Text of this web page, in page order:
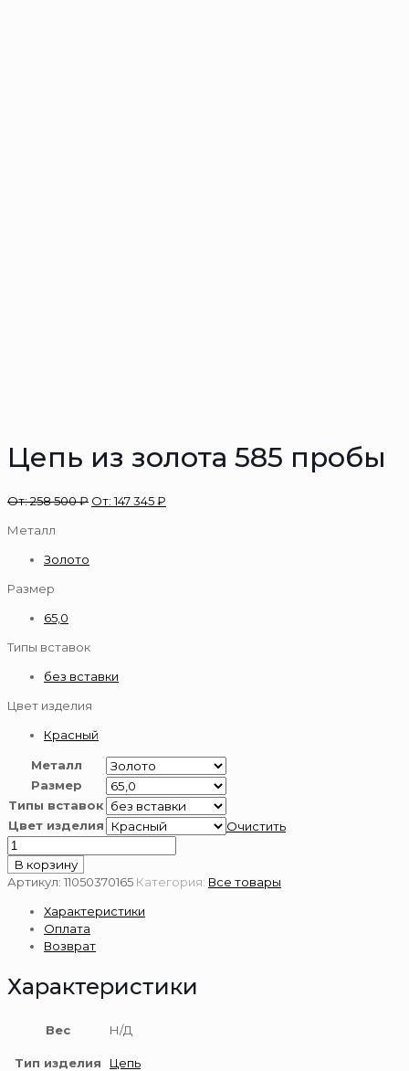
Цепь из золота 585 пробы
От:258 500₽ От:147 345₽
Металл
Золото
Размер
65,0
Типы вставок
без вставки
Цвет изделия
Красный
Металл
Размер
Типы вставок
Цвет изделия
Очистить
Количество
товара
Цепь
золота
пробы
В корзину
Артикул: 11050370165 Категория: Все товары
Характеристики
Оплата
Возврат
Характеристики
Вес Н/Д
Тип изделия Цепь